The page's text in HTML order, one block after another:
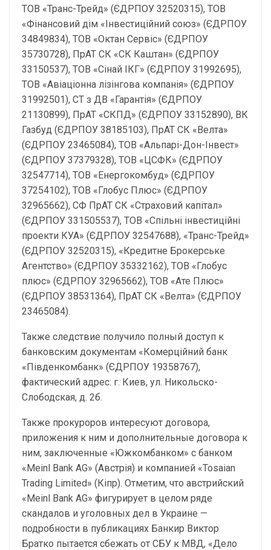
ТОВ «Транс-Трейд» (ЄДРПОУ 32520315), ТОВ
«Фінансовий дім «Інвестиційний союз» (ЄДРПОУ
34849834), ТОВ «Октан Сервіс» (ЄДРПОУ
35730728), ПрАТ СК «СК Каштан» (ЄДРПОУ
33150537), ТОВ «Сінай ІКГ» (ЄДРПОУ 31992695),
ТОВ «Авіаціонна лізінгова компанія» (ЄДРПОУ
31992501), СТ з ДВ «Гарантія» (ЄДРПОУ
21130899), ПрАТ «СКПД» (ЄДРПОУ 33152890), ВК
Газбуд (ЄДРПОУ 38185103), ПрАТ СК «Велта»
(ЄДРПОУ 23465084), ТОВ «Альпарі-Дон-Інвест»
(ЄДРПОУ 37379328), ТОВ «ЦСФК» (ЄДРПОУ
32547714), ТОВ «Енергокомбуд» (ЄДРПОУ
37254102), ТОВ «Глобус Плюс» (ЄДРПОУ
32965662), СФ ПрАТ СК «Страховий капітал»
(ЄДРПОУ 331505537), ТОВ «Спільні інвестиційні
проекти КУА» (ЄДРПОУ 32547688), «Транс-Трейд»
(ЄДРПОУ 32520315), «Кредитне Брокерське
Агентство» (ЄДРПОУ 35332162), ТОВ «Глобус
плюс» (ЄДРПОУ 32965662), ТОВ «Ате Плюс»
(ЄДРПОУ 38531364), ПрАТ СК «Велта» (ЄДРПОУ
23465084).
Также следствие получило полный доступ к
банковским документам «Комерційний банк
«Південкомбанк» (ЄДРПОУ 19358767),
фактический адрес: г. Киев, ул. Никольско-
Слободская, д. 2б.
Также прокуроров интересуют договора,
приложения к ним и дополнительные договора к
ним, заключенные «Южкомбанком» с банком
«Meinl Bank AG» (Австрія) и компанией «Tosaian
Trading Limited» (Кіпр). Отметим, что австрийский
«Meinl Bank AG» фигурирует в целом ряде
скандалов и уголовных дел в Украине —
подробности в публикациях Банкир Виктор
Братко пытается сбежать от СБУ к МВД, «Дело